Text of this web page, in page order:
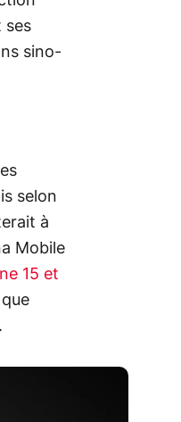
ses
sino-
selon
à
Mobile
15 et